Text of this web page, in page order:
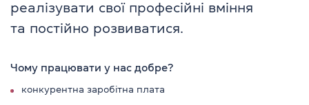
реалізувати свої професійні вміння
та постійно розвиватися.
Чому працювати у нас добре?
конкурентна заробітна плата